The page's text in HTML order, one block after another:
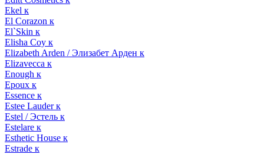
Ekel к
El Corazon к
El`Skin к
Elisha Coy к
Elizabeth Arden / Элизабет Арден к
Elizavecca к
Enough к
Epoux к
Essence к
Estee Lauder к
Estel / Эстель к
Estelare к
Esthetic House к
Estrade к